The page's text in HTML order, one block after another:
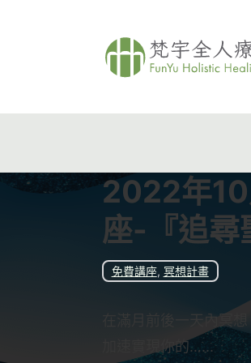
2022年10
座-『追尋
免費講座, 冥想計畫
在滿月前後一天內冥
加速實現你的…...